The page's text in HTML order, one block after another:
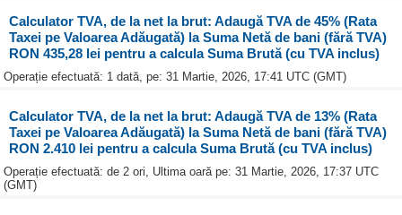
Calculator TVA, de la net la brut: Adaugă TVA de 45% (Rata
Taxei pe Valoarea Adăugată) la Suma Netă de bani (fără TVA)
RON 435,28 lei pentru a calcula Suma Brută (cu TVA inclus)
Operație efectuată: 1 dată, pe: 31 Martie, 2026, 17:41 UTC (GMT)
Calculator TVA, de la net la brut: Adaugă TVA de 13% (Rata
Taxei pe Valoarea Adăugată) la Suma Netă de bani (fără TVA)
RON 2.410 lei pentru a calcula Suma Brută (cu TVA inclus)
Operație efectuată: de 2 ori, Ultima oară pe: 31 Martie, 2026, 17:37 UTC
(GMT)